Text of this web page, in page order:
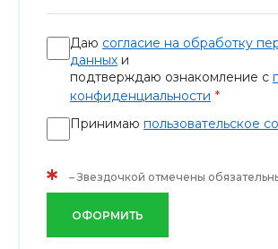
Даю согласие на обработку
данных и
подтверждаю ознакомление с
конфиденциальности *
Принимаю пользовательское
* – Звездочкой отмечены
ОФОРМИТЬ